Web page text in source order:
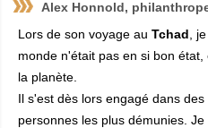
Alex Honnold,
Lors de son voyage au Tchad ,
monde n'était pas en si bon
la planète.
Il s'est dès lors engagé dans
personnes les plus démunies.